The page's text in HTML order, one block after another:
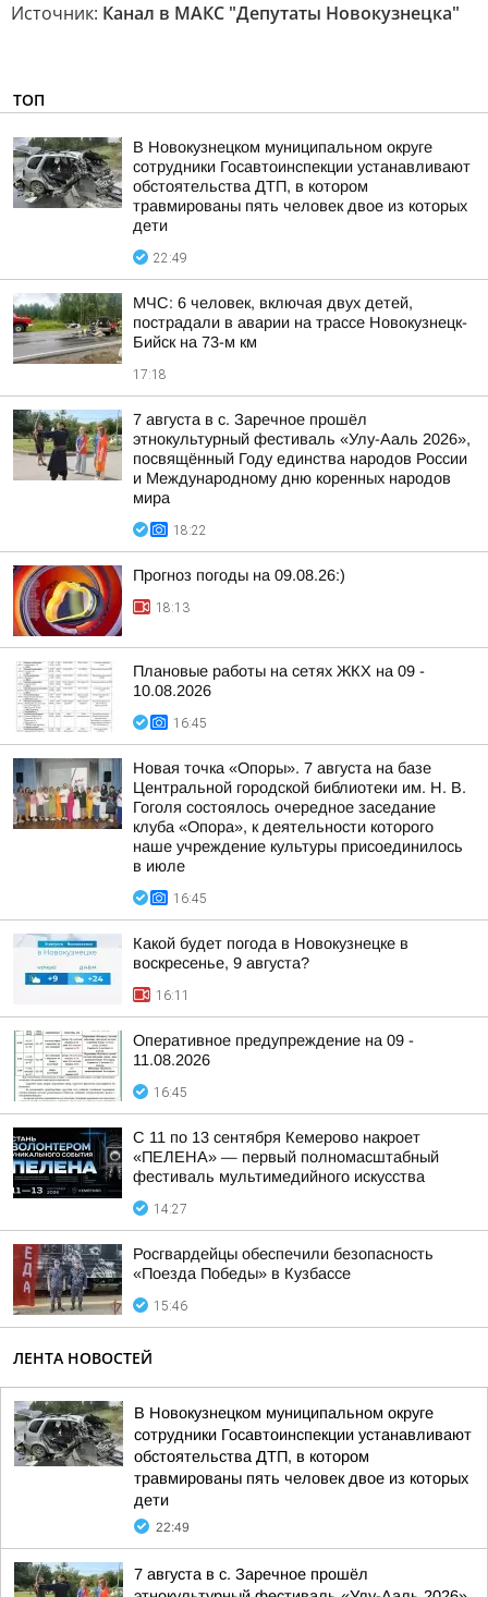
Источник: Канал в МАКС "Депутаты Новокузнецка"
ТОП
В Новокузнецком муниципальном округе
сотрудники Госавтоинспекции устанавливают
обстоятельства ДТП, в котором
травмированы пять человек двое из которых
дети
22:49
МЧС: 6 человек, включая двух детей,
пострадали в аварии на трассе Новокузнецк-
Бийск на 73-м км
17:18
7 августа в с. Заречное прошёл
этнокультурный фестиваль «Улу-Ааль 2026»,
посвящённый Году единства народов России
и Международному дню коренных народов
мира
18:22
Прогноз погоды на 09.08.26:)
18:13
Плановые работы на сетях ЖКХ на 09 -
10.08.2026
16:45
Новая точка «Опоры». 7 августа на базе
Центральной городской библиотеки им. Н. В.
Гоголя состоялось очередное заседание
клуба «Опора», к деятельности которого
наше учреждение культуры присоединилось
в июле
16:45
Какой будет погода в Новокузнецке в
воскресенье, 9 августа?
16:11
Оперативное предупреждение на 09 -
11.08.2026
16:45
С 11 по 13 сентября Кемерово накроет
«ПЕЛЕНА» — первый полномасштабный
фестиваль мультимедийного искусства
14:27
Росгвардейцы обеспечили безопасность
«Поезда Победы» в Кузбассе
15:46
ЛЕНТА НОВОСТЕЙ
В Новокузнецком муниципальном округе
сотрудники Госавтоинспекции устанавливают
обстоятельства ДТП, в котором
травмированы пять человек двое из которых
дети
22:49
7 августа в с. Заречное прошёл